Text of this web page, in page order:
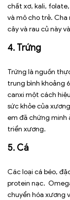
chất xơ, kali,
và mô cho trẻ. Cha
cây và rau củ này
4. Trứng
Trứng là nguồn
trung bình khoảng
canxi một cách
sức khỏe của
em đã chứng minh
triển xương.
5. Cá
Các loại cá béo,
protein nạc.
chuyển hóa xương